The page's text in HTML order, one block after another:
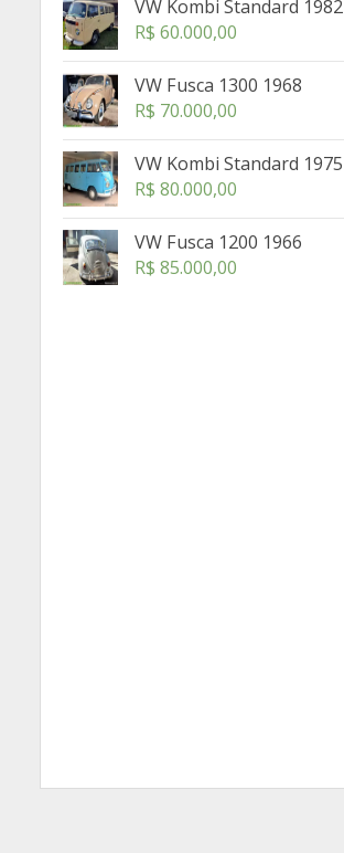
VW Kombi Standard 1982
R$ 60.000,00
VW Fusca 1300 1968
R$ 70.000,00
VW Kombi Standard 1975
R$ 80.000,00
VW Fusca 1200 1966
R$ 85.000,00